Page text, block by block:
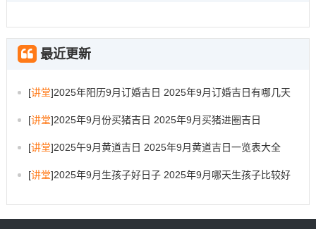
最近更新
[讲堂]2025年阳历9月订婚吉日 2025年9月订婚吉日有哪几天
[讲堂]2025年9月份买猪吉日 2025年9月买猪进圈吉日
[讲堂]2025午9月黄道吉日 2025年9月黄道吉日一览表大全
[讲堂]2025年9月生孩子好日子 2025年9月哪天生孩子比较好